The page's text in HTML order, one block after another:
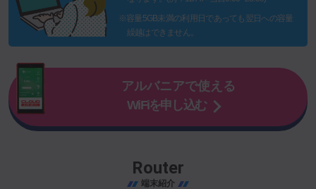
※容量5GB未満の利用日であっても翌日への容量
繰越はできません。
アルバニアで使える
WiFiを申し込む
Router
端末紹介